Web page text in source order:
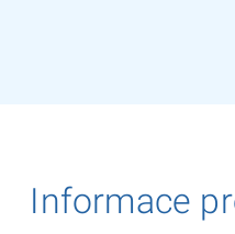
Informace